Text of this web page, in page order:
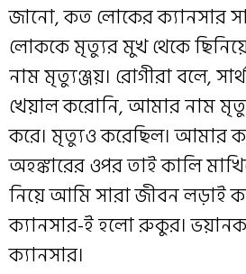
জানো, কত লোকের ক্যানসার
লোককে মৃত্যুর মুখ থেকে
নাম মৃত্যুঞ্জয়। রোগীরা বলে,
খেয়াল করোনি, আমার নাম
করে। মৃত্যুও করেছিল। আমার
অহঙ্কারের ওপর তাই কালি
নিয়ে আমি সারা জীবন লড়াই
ক্যানসার-ই হলো রুকুর।
ক্যানসার।